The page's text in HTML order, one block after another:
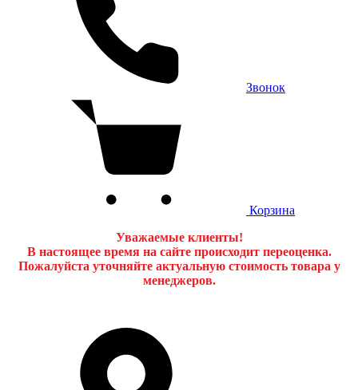
Звонок
Корзина
Уважаемые клиенты!
В настоящее время на сайте происходит переоценка.
Пожалуйста уточняйте актуальную стоимость товара у
менеджеров.